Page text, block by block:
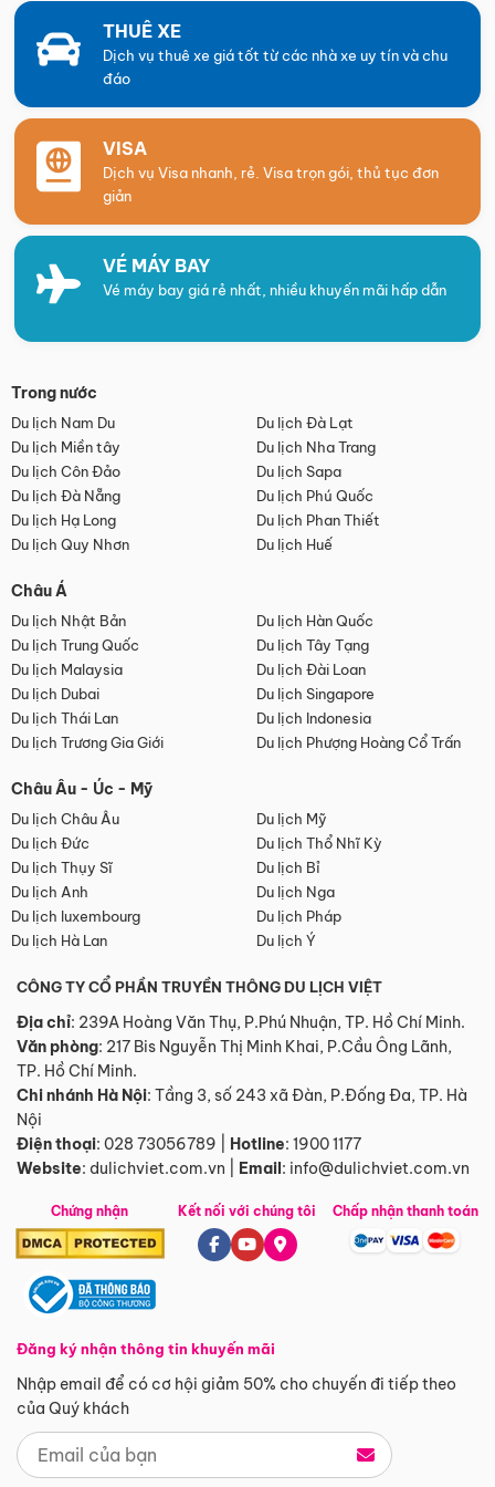
THUÊ XE
Dịch vụ thuê xe giá tốt từ các nhà xe uy tín và chu
đáo
VISA
Dịch vụ Visa nhanh, rẻ. Visa trọn gói, thủ tục đơn
giản
VÉ MÁY BAY
Vé máy bay giá rẻ nhất, nhiều khuyến mãi hấp dẫn
Trong nước
Du lịch Nam Du
Du lịch Đà Lạt
Du lịch Miền tây
Du lịch Nha Trang
Du lịch Côn Đảo
Du lịch Sapa
Du lịch Đà Nẵng
Du lịch Phú Quốc
Du lịch Hạ Long
Du lịch Phan Thiết
Du lịch Quy Nhơn
Du lịch Huế
Châu Á
Du lịch Nhật Bản
Du lịch Hàn Quốc
Du lịch Trung Quốc
Du lịch Tây Tạng
Du lịch Malaysia
Du lịch Đài Loan
Du lịch Dubai
Du lịch Singapore
Du lịch Thái Lan
Du lịch Indonesia
Du lịch Trương Gia Giới
Du lịch Phượng Hoàng Cổ Trấn
Châu Âu - Úc - Mỹ
Du lịch Châu Âu
Du lịch Mỹ
Du lịch Đức
Du lịch Thổ Nhĩ Kỳ
Du lịch Thụy Sĩ
Du lịch Bỉ
Du lịch Anh
Du lịch Nga
Du lịch luxembourg
Du lịch Pháp
Du lịch Hà Lan
Du lịch Ý
CÔNG TY CỔ PHẦN TRUYỀN THÔNG DU LỊCH VIỆT
Địa chỉ: 239A Hoàng Văn Thụ, P.Phú Nhuận, TP. Hồ Chí Minh.
Văn phòng: 217 Bis Nguyễn Thị Minh Khai, P.Cầu Ông Lãnh,
TP. Hồ Chí Minh.
Chi nhánh Hà Nội: Tầng 3, số 243 xã Đàn, P.Đống Đa, TP. Hà
Nội
Điện thoại: 028 73056789 Hotline: 1900 1177
Website: dulichviet.com.vn Email: info@dulichviet.com.vn
Chứng nhận
Đăng ký nhận thông tin khuyến mãi
Nhập email để có cơ hội giảm 50% cho chuyến đi tiếp theo
của Quý khách
Kết nối với chúng tôi Chấp nhận thanh toán